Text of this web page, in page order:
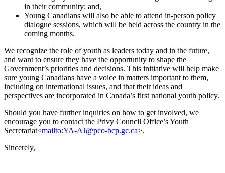
in their community; and,
Young Canadians will also be able to attend in-person policy
dialogue sessions, which will be held across the country in the
coming months.
We recognize the role of youth as leaders today and in the future,
and want to ensure they have the opportunity to shape the
Government’s priorities and decisions. This initiative will help make
sure young Canadians have a voice in matters important to them,
including on international issues, and that their ideas and
perspectives are incorporated in Canada’s first national youth policy.
Should you have further inquiries on how to get involved, we
encourage you to contact the Privy Council Office’s Youth
Secretariat<mailto:YA-AJ@pco-bcp.gc.ca>.
Sincerely,